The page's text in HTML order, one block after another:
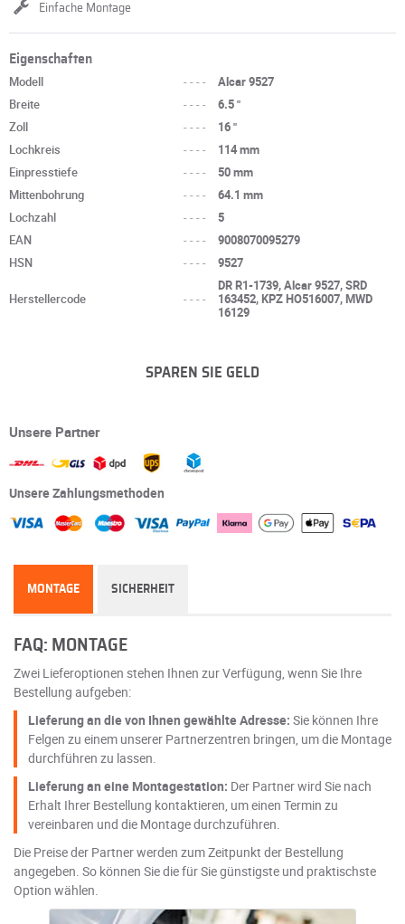
Einfache Montage
Eigenschaften
Modell ----
Alcar 9527
Breite
----
6.5 "
Zoll
----
16 "
Lochkreis
----
114 mm
Einpresstiefe
----
50 mm
Mittenbohrung
----
64.1 mm
Lochzahl
----
5
EAN
----
9008070095279
HSN
---- 9527
Herstellercode ----
DR R1-1739, Alcar 9527, SRD
163452, KPZ HO516007, MWD
16129
SPAREN SIE GELD
Unsere Partner
Unsere Zahlungsmethoden
MONTAGE SICHERHEIT
FAQ: MONTAGE
Zwei Lieferoptionen stehen Ihnen zur Verfügung, wenn Sie Ihre
Bestellung aufgeben:
Lieferung an die von Ihnen gewählte Adresse: Sie können Ihre
Felgen zu einem unserer Partnerzentren bringen, um die Montage
durchführen zu lassen.
Lieferung an eine Montagestation: Der Partner wird Sie nach
Erhalt Ihrer Bestellung kontaktieren, um einen Termin zu
vereinbaren und die Montage durchzuführen.
Die Preise der Partner werden zum Zeitpunkt der Bestellung
angegeben. So können Sie die für Sie günstigste und praktischste
Option wählen.